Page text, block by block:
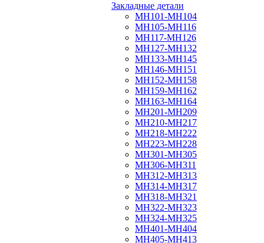
Закладные детали
МН101-МН104
МН105-МН116
МН117-МН126
МН127-МН132
МН133-МН145
МН146-МН151
МН152-МН158
МН159-МН162
МН163-МН164
МН201-МН209
МН210-МН217
МН218-МН222
МН223-МН228
МН301-МН305
МН306-МН311
МН312-МН313
МН314-МН317
МН318-МН321
МН322-МН323
МН324-МН325
МН401-МН404
МН405-МН413